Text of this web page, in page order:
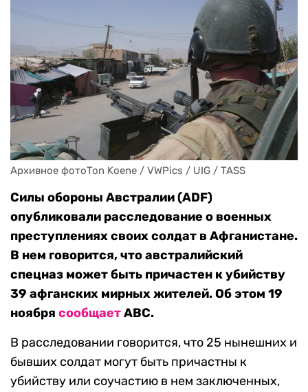
Архивное фотоTon Koene / VWPics / UIG / TASS
Силы обороны Австралии (ADF)
опубликовали расследование о военных
преступлениях своих солдат в Афганистане.
В нем говорится, что австралийский
спецназ может быть причастен к убийству
39 афганских мирных жителей. Об этом 19
ноября сообщаетABC.
В расследовании говорится, что 25 нынешних и
бывших солдат могут быть причастны к
убийству или соучастию в нем заключенных,